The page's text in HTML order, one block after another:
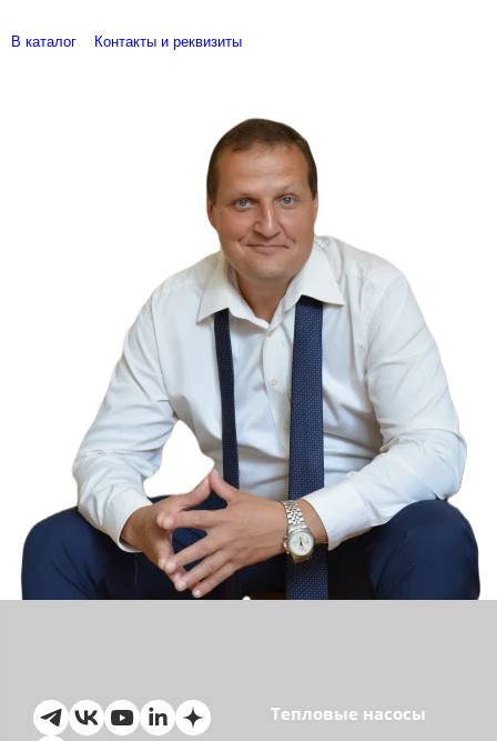
В каталог Контакты и реквизиты
Тепловые насосы